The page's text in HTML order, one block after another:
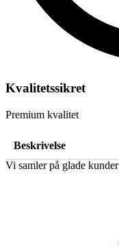
Kvalitetssikret
Premium kvalitet
Beskrivelse
Vi samler på glade kunder